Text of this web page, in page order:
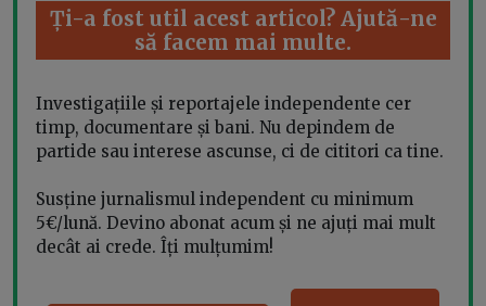
Ți-a fost util acest articol? Ajută-ne
să facem mai multe.
Investigațiile și reportajele independente cer
timp, documentare și bani. Nu depindem de
partide sau interese ascunse, ci de cititori ca tine.
Susține jurnalismul independent cu minimum
5€/lună. Devino abonat acum și ne ajuți mai mult
decât ai crede. Îți mulțumim!